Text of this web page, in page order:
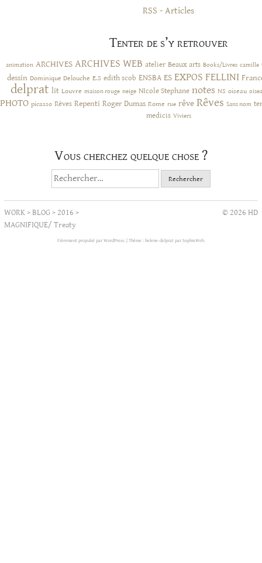
RSS - Articles
Tenter de s’y retrouver
animation ARCHIVES ARCHIVES WEB atelier Beaux arts Books/Livres camille
dessin Dominique Delouche E.S edith scob ENSBA ES EXPOS FELLINI
delprat lit Louvre maison rouge neige NIcole Stephane notes NS oiseau
PHOTO picasso Rêves Repenti Roger Dumas Rome rue rêve Rêves Sans nom
medicis Viviers
Vous cherchez quelque chose ?
Rechercher :
WORK>BLOG> 2016 >
MAGNIFIQUE/ Treaty
© 2026 HD
Fièrement propulsé par WordPress. Thème : helene-delprat par SophieWeb.